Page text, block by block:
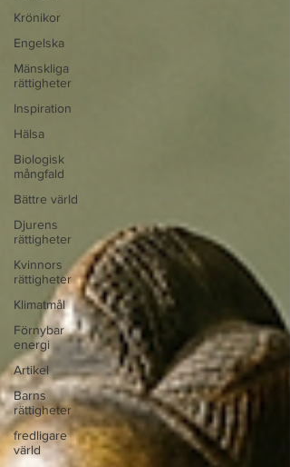
Krönikor
Engelska
Mänskliga
rättigheter
Inspiration
Hälsa
Biologisk
mångfald
Bättre värld
Djurens
rättigheter
Kvinnors
rättigheter
Klimatmål
Förnybar
energi
Artikel
Barns
rättigheter
fredligare
värld